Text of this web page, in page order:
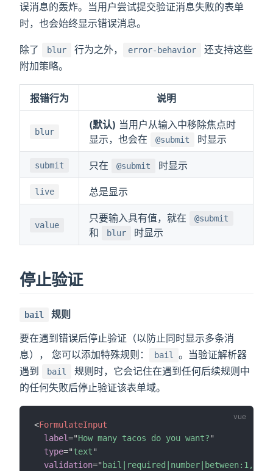
误消息的轰炸。当用户尝试提交验证消息失败的表单
时，也会始终显示错误消息。
除了 blur 行为之外， error-behavior
还支持这些
附加策略。
报错行为 说明
blur
(默认) 当用户从输入中移除焦点时
显示，也会在
@submit 时显示
submit 只在 @submit 时显示
live 总是显示
value
只要输入具有值，就在 @submit
和 blur 时显示
停止验证
bail
规则
要在遇到错误后停止验证（以防止同时显示多条消
息）， 您可以添加特殊规则：
bail
。当验证解析器
遇到
bail
规则时，它会记住在遇到任何后续规则中
的任何失败后停止验证该表单域。
<FormulateInput
label="How many tacos do you want?"
type="text"
validation="